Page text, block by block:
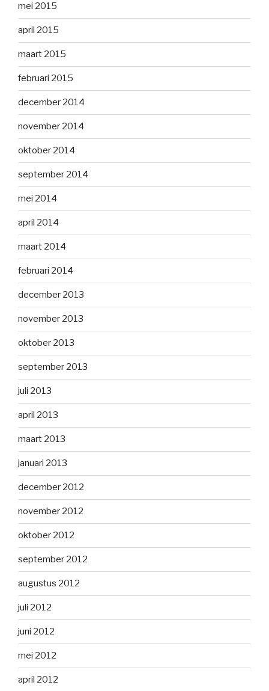
mei 2015
april 2015
maart 2015
februari 2015
december 2014
november 2014
oktober 2014
september 2014
mei 2014
april 2014
maart 2014
februari 2014
december 2013
november 2013
oktober 2013
september 2013
juli 2013
april 2013
maart 2013
januari 2013
december 2012
november 2012
oktober 2012
september 2012
augustus 2012
juli 2012
juni 2012
mei 2012
april 2012